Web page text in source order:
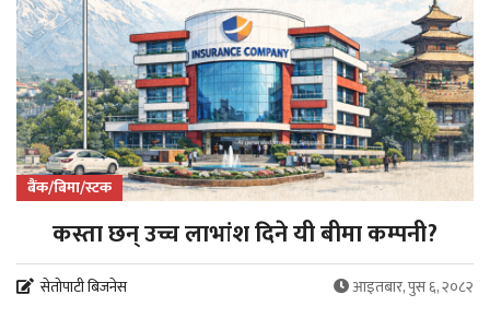
बैंक/बिमा/स्टक
कस्ता छन् उच्च लाभांश दिने यी बीमा कम्पनी?
सेतोपाटी बिजनेस आइतबार, पुस ६, २०८२